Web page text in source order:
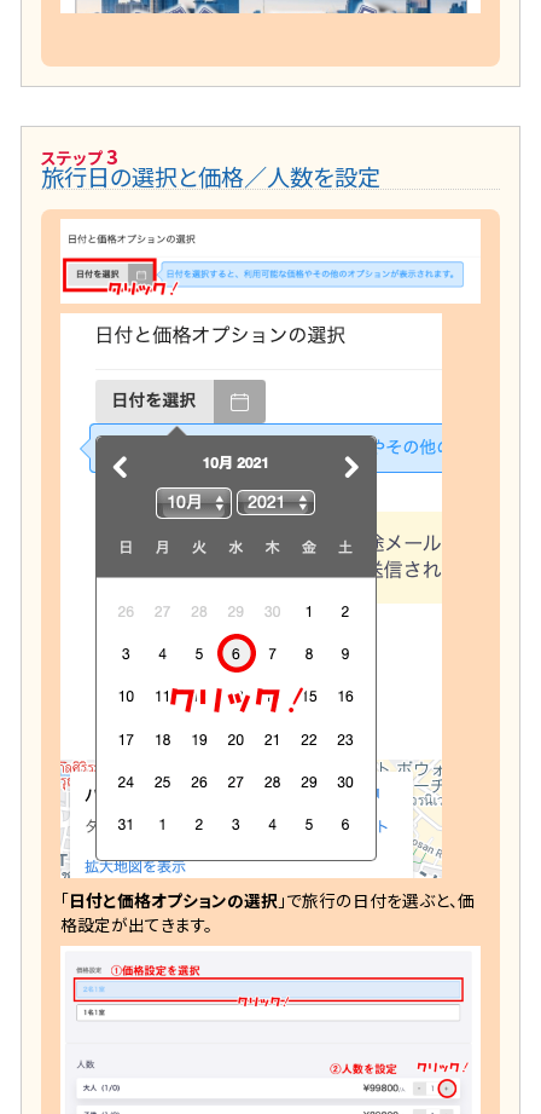
ステップ3
旅行日の選択と価格／人数を設定
「日付と価格オプションの選択」で旅行の日付を選ぶと、価
格設定が出てきます。